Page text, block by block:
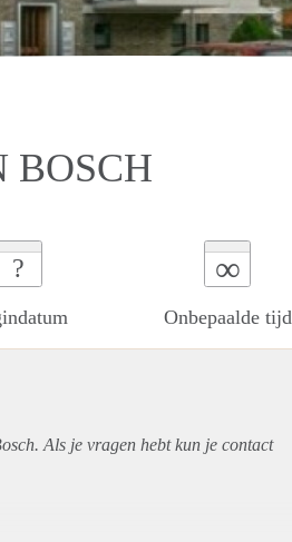
BOSCH
? ∞
Onbepaalde tijd
Als je vragen hebt kun je contact